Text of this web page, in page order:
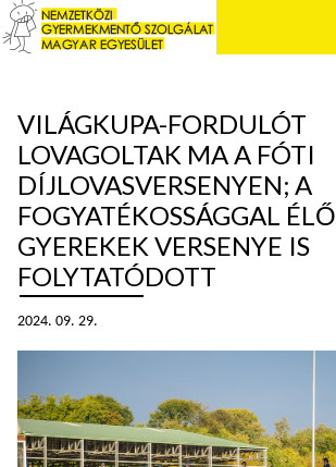
VILÁGKUPA-FORDULÓT
LOVAGOLTAK MA A FÓTI
DÍJLOVASVERSENYEN; A
FOGYATÉKOSSÁGGAL ÉLŐ
GYEREKEK VERSENYE IS
FOLYTATÓDOTT
2024. 09. 29.